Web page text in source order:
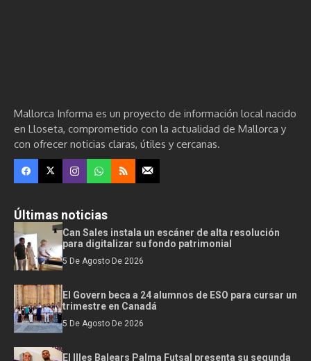
Mallorca Informa es un proyecto de información local nacido
en Lloseta, comprometido con la actualidad de Mallorca y
con ofrecer noticias claras, útiles y cercanas.
Últimas noticias
Can Sales instala un escáner de alta resolución
para digitalizar su fondo patrimonial
5 De Agosto De 2026
El Govern beca a 24 alumnos de ESO para cursar un
trimestre en Canadá
5 De Agosto De 2026
El Illes Balears Palma Futsal presenta su segunda